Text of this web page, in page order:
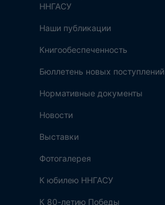
ННГАСУ
Наши публикации
Книгообеспеченность
Бюллетень новых поступлений
Нормативные документы
Новости
Выставки
Фотогалерея
К юбилею ННГАСУ
К 80-летию Победы